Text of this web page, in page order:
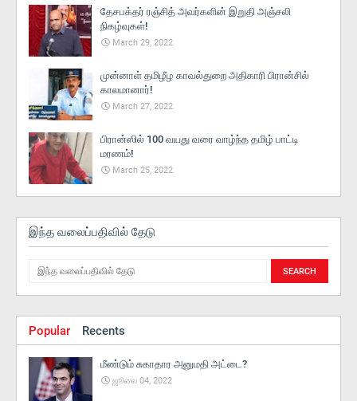
தேசபக்தர் ரஞ்சித் அவர்களின் இறுதி அஞ்சலி
நிகழ்வுகள்!
March 29, 2022
முன்னாள் தமிழீழ காவல்துறை அதிகாரி பிரான்சில்
காலமானார்!
March 27, 2022
பிரான்ஸில் 100 வயது வரை வாழ்ந்த தமிழ் பாட்டி
மரணம்!
March 25, 2022
இந்த வலைப்பதிவில் தேடு
Popular Recents
மீண்டும் சுகாதார அனுமதி அட்டை?
ஜூலை 04, 2022